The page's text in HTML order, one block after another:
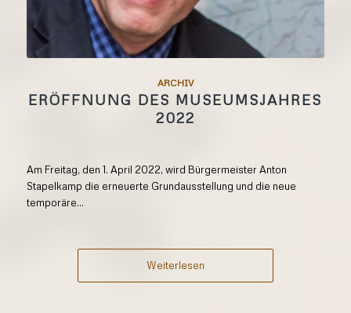
ARCHIV
ERÖFFNUNG DES MUSEUMSJAHRES
2022
Am Freitag, den 1. April 2022, wird Bürgermeister Anton
Stapelkamp die erneuerte Grundausstellung und die neue
temporäre...
Weiterlesen